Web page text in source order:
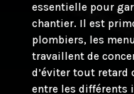
essentielle pour
chantier. Il est
plombiers, les
travaillent de
d’éviter tout
entre les différents